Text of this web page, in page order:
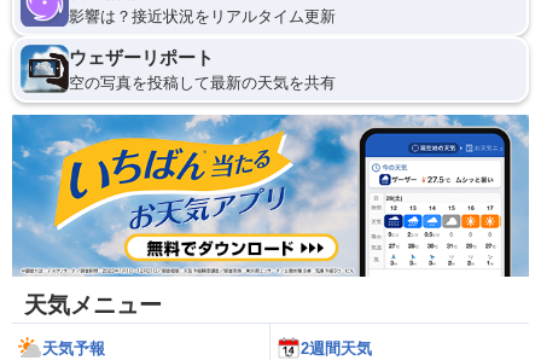
影響は？接近状況をリアルタイム更新
ウェザーリポート
空の写真を投稿して最新の天気を共有
天気メニュー
天気予報 2週間天気